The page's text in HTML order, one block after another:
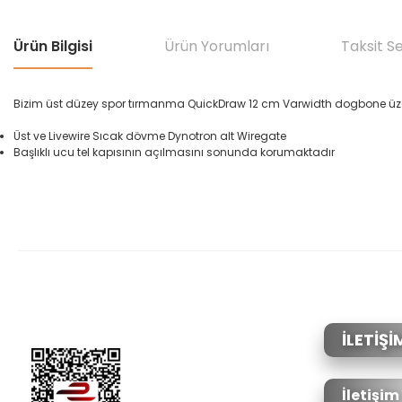
Ürün Bilgisi Ürün Yorumları Taksit
Bizim üst düzeysportırmanma QuickDraw12 cm Varwidth dogbone
Üst veLivewire SıcakdövmeDynotron altWiregate
Başlıklı ucu tel kapısının açılmasını sonunda korumaktadır
Ürün fiyatı diğer sitelerden daha pahalı.
Bu ürüne benzer farklı alternatifler olmalı.
İletişim